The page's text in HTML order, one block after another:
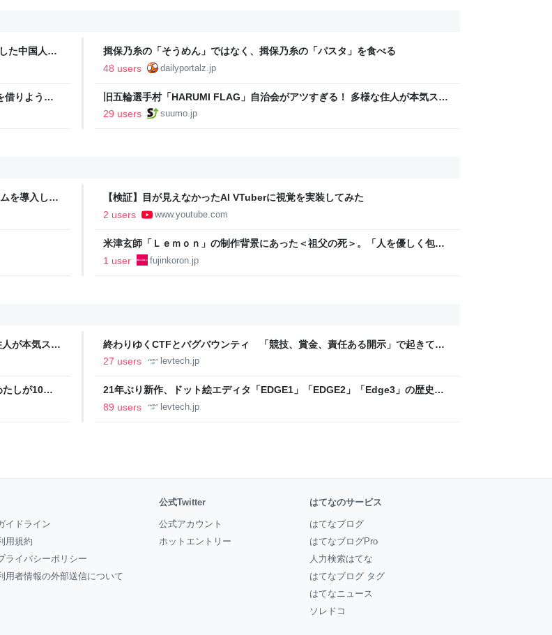
た中国人ら
揖保乃糸の「そうめん」ではなく、揖保乃糸の「パスタ」を食べる
48 users
dailyportalz.jp
借りようと
旧五輪選手村「HARUMI FLAG」自治会がアツすぎる！ 多様な住人が本気スキ
ルで挑む、盆踊り2万人集客や交通改善など“街の価値向上”戦略 東京・中央区
29 users suumo.jp
を導入した
いだ）
【検証】目が見えなかったAI VTuberに視覚を実装してみた
2 users
www.youtube.com
米津玄師「Ｌｅｍｏｎ」の制作背景にあった＜祖父の死＞。「人を優しく包み
込むような懐の広さがまったく持てなくて…」異例のロングヒット曲の裏側と
1 user fujinkoron.jp
が本気スキ
京・中央
終わりゆくCTFとバグバウンティ 「競技、賞金、責任ある開示」で起きてい
ること【フォーカス】 - レバテックLAB
27 users levtech.jp
しが10年
21年ぶり新作、ドット絵エディタ「EDGE1」「EDGE2」「Edge3」の歴史に
ついて作者に聞く【フォーカス】 - レバテックLAB
89 users levtech.jp
イドライン
用規約
ライバシーポリシー
用者情報の外部送信について
公式Twitter
公式アカウント
ホットエントリー
はてなのサービス
はてなブログ
はてなブログPro
人力検索はてな
はてなブログ タグ
はてなニュース
ソレドコ